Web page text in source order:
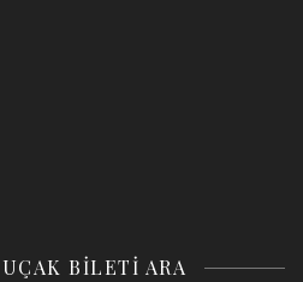
BİLETİ ARA